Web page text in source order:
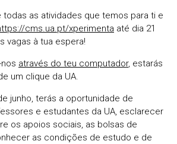
todas as atividades que temos para ti e
cms.ua.pt/xperimenta até dia 21
vagas à tua espera!
através do teu computador, estarás
um clique da UA.
junho, terás a oportunidade de
e estudantes da UA, esclarecer
os apoios sociais, as bolsas de
as condições de estudo e de